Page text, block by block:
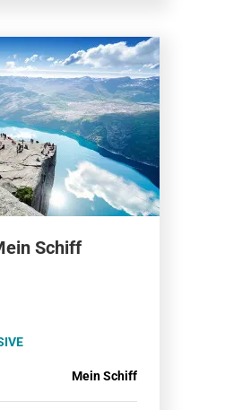
Schiff
Mein Schiff